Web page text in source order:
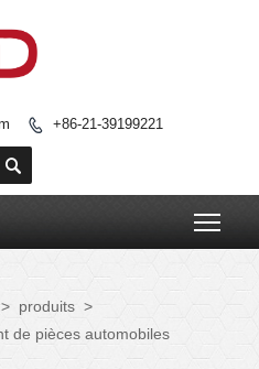
 +86-21-39199221

> produits >
de pièces automobiles